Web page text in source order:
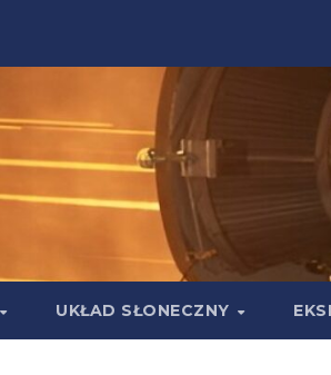
UKŁAD SŁONECZNY